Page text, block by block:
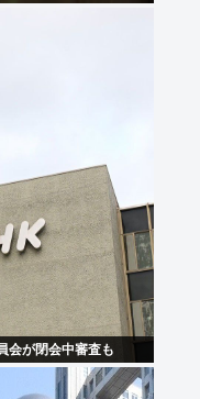
会が閉会中審査も